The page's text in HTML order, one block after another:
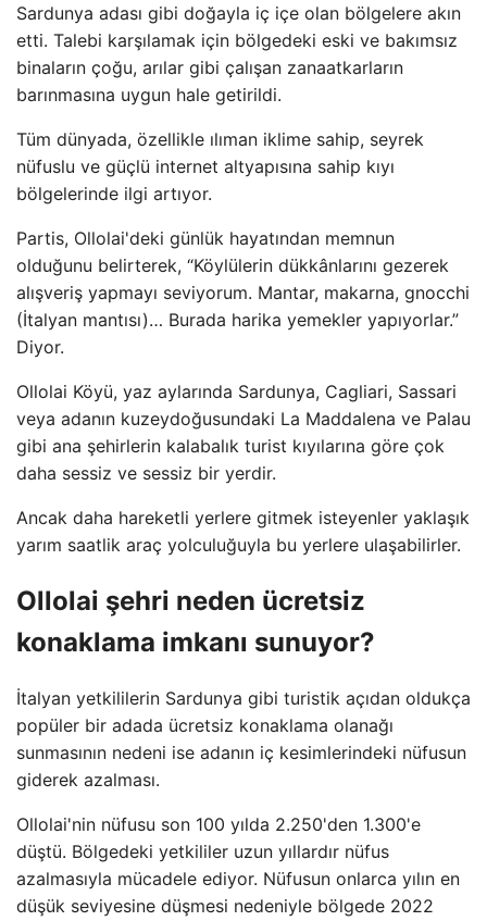
Sardunya adası gibi doğayla iç içe olan bölgelere akın
etti. Talebi karşılamak için bölgedeki eski ve bakımsız
binaların çoğu, arılar gibi çalışan zanaatkarların
barınmasına uygun hale getirildi.
Tüm dünyada, özellikle ılıman iklime sahip, seyrek
nüfuslu ve güçlü internet altyapısına sahip kıyı
bölgelerinde ilgi artıyor.
Partis, Ollolai'deki günlük hayatından memnun
olduğunu belirterek, “Köylülerin dükkânlarını gezerek
alışveriş yapmayı seviyorum. Mantar, makarna, gnocchi
(İtalyan mantısı)… Burada harika yemekler yapıyorlar.”
Diyor.
Ollolai Köyü, yaz aylarında Sardunya, Cagliari, Sassari
veya adanın kuzeydoğusundaki La Maddalena ve Palau
gibi ana şehirlerin kalabalık turist kıyılarına göre çok
daha sessiz ve sessiz bir yerdir.
Ancak daha hareketli yerlere gitmek isteyenler yaklaşık
yarım saatlik araç yolculuğuyla bu yerlere ulaşabilirler.
Ollolai şehri neden ücretsiz
konaklama imkanı sunuyor?
İtalyan yetkililerin Sardunya gibi turistik açıdan oldukça
popüler bir adada ücretsiz konaklama olanağı
sunmasının nedeni ise adanın iç kesimlerindeki nüfusun
giderek azalması.
Ollolai'nin nüfusu son 100 yılda 2.250'den 1.300'e
düştü. Bölgedeki yetkililer uzun yıllardır nüfus
azalmasıyla mücadele ediyor. Nüfusun onlarca yılın en
düşük seviyesine düşmesi nedeniyle bölgede 2022